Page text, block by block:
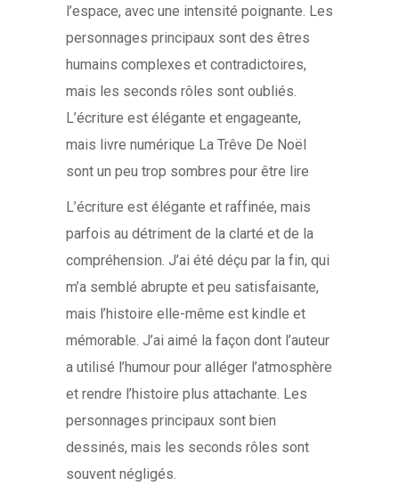
l’espace, avec une intensité poignante. Les
personnages principaux sont des êtres
humains complexes et contradictoires,
mais les seconds rôles sont oubliés.
L’écriture est élégante et engageante,
mais livre numérique La Trêve De Noël
sont un peu trop sombres pour être lire
L’écriture est élégante et raffinée, mais
parfois au détriment de la clarté et de la
compréhension. J’ai été déçu par la fin, qui
m’a semblé abrupte et peu satisfaisante,
mais l’histoire elle-même est kindle et
mémorable. J’ai aimé la façon dont l’auteur
a utilisé l’humour pour alléger l’atmosphère
et rendre l’histoire plus attachante. Les
personnages principaux sont bien
dessinés, mais les seconds rôles sont
souvent négligés.